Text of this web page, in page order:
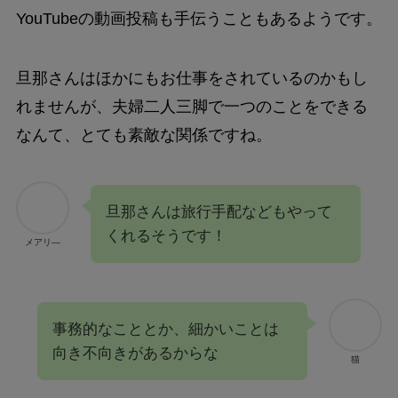
YouTubeの動画投稿も手伝うこともあるようです。
旦那さんはほかにもお仕事をされているのかもし
れませんが、夫婦二人三脚で一つのことをできる
なんて、とても素敵な関係ですね。
メアリ―
旦那さんは旅行手配などもやって
くれるそうです！
猫
事務的なこととか、細かいことは
向き不向きがあるからな